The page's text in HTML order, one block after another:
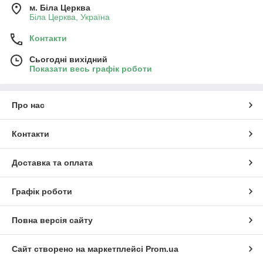
зібраного корму. Прилади функціонують на високій швидкості,
і дають можливість власникам комплексів робити ідеальні
корму за мінімальні терміни заготівлі сінажу та силосу.
м. Біла Церква
Біла Церква, Україна
Контакти
Сьогодні вихідний
Показати весь графік роботи
Про нас
Контакти
Доставка та оплата
Графік роботи
Повна версія сайту
Сайт створено на маркетплейсі Prom.ua